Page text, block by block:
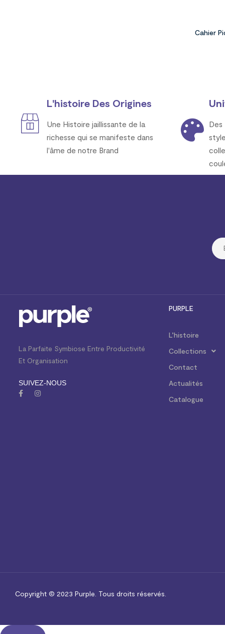
Cahier
L'histoire Des Origines
Une Histoire jaillissante de la
richesse qui se manifeste dans
l'âme de notre Brand
Des
La Parfaite Symbiose Entre Productivité
Et Organisation
SUIVEZ-NOUS
PURPLE
L’histoire
Collections
Contact
Actualités
Catalogue
Copyright © 2023 Purple. Tous droits réservés.